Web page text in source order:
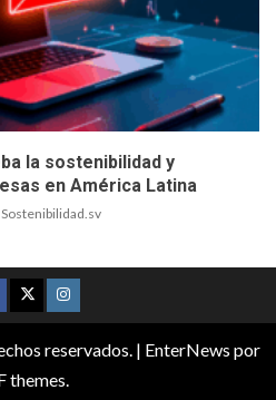
la sostenibilidad y
en América Latina
reservados. | EnterNews por
themes.